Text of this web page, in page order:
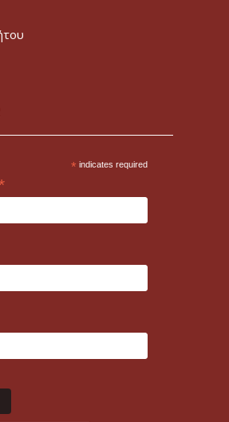
* indicates required